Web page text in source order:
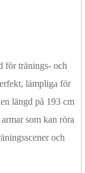
för tränings- och
lämpliga för
längd på 193 cm
som kan röra
och